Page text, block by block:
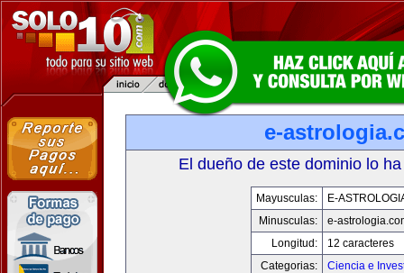
e-
El dueño de este dominio lo
Mayusculas:
E-
Minusculas:
e-
Longitud:
12 caracteres
Categorias:
Ciencia e